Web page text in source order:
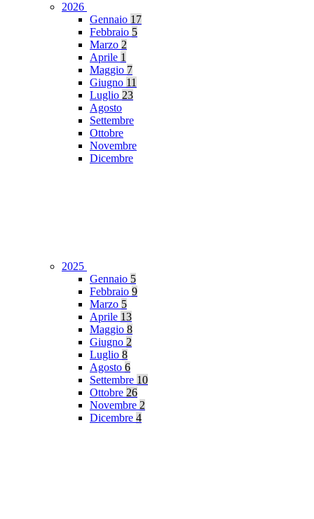
2026
Gennaio 17
Febbraio 5
Marzo 2
Aprile 1
Maggio 7
Giugno 11
Luglio 23
Agosto
Settembre
Ottobre
Novembre
Dicembre
2025
Gennaio 5
Febbraio 9
Marzo 5
Aprile 13
Maggio 8
Giugno 2
Luglio 8
Agosto 6
Settembre 10
Ottobre 26
Novembre 2
Dicembre 4